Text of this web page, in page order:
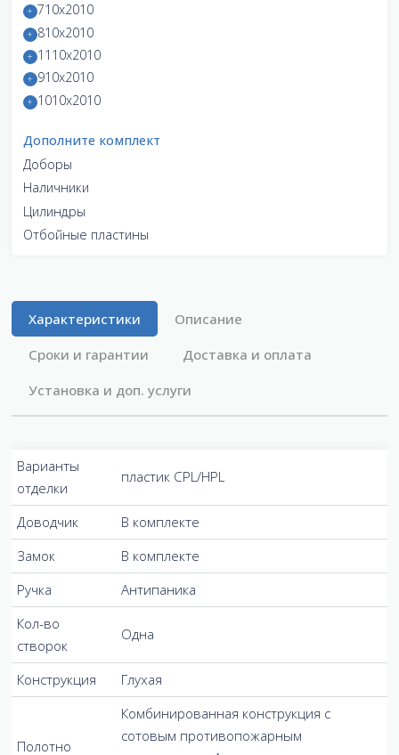
710x2010
810x2010
1110x2010
910x2010
1010x2010
Дополните комплект
Доборы
Наличники
Цилиндры
Отбойные пластины
Характеристики Описание
Сроки и гарантии Доставка и оплата
Установка и доп. услуги
Варианты
отделки
пластик CPL/HPL
Доводчик
В комплекте
Замок
В комплекте
Ручка
Антипаника
Кол-во
створок
Одна
Конструкция Глухая
Полотно
Комбинированная конструкция с
сотовым противопожарным